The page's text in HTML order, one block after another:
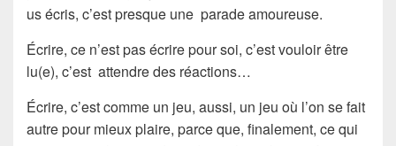
us écris, c’est presque une parade amoureuse.
Écrire, ce n’est pas écrire pour soi, c’est vouloir être
lu(e), c’est attendre des réactions…
Écrire, c’est comme un jeu, aussi, un jeu où l’on se fait
autre pour mieux plaire, parce que, finalement, ce qui